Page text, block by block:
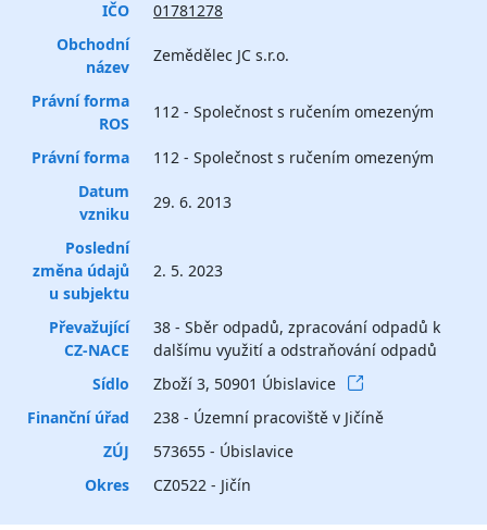
IČO
01781278
Obchodní
název
Zemědělec JC s.r.o.
Právní forma
ROS
112 - Společnost s ručením omezeným
Právní forma
112 - Společnost s ručením omezeným
Datum
vzniku
29. 6. 2013
Poslední
změna údajů
u subjektu
2. 5. 2023
Převažující
CZ-NACE
38 - Sběr odpadů, zpracování odpadů k
dalšímu využití a odstraňování odpadů
Sídlo
Zboží 3, 50901 Úbislavice
Finanční úřad
238 - Územní pracoviště v Jičíně
ZÚJ
573655 - Úbislavice
Okres
CZ0522 - Jičín